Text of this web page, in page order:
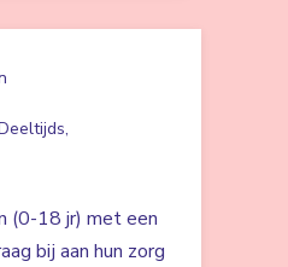
(0-18 jr) met een
bij aan hun zorg